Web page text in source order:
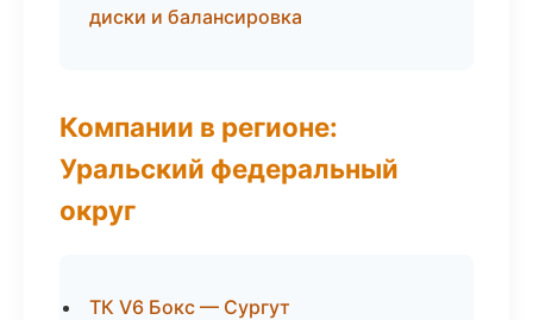
диски и балансировка
Компании в регионе:
Уральский федеральный
округ
ТК V6 Бокс — Сургут